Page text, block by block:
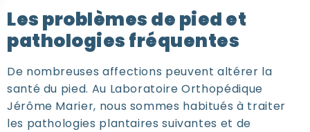
Les problèmes de pied et
pathologies fréquentes
De nombreuses affections peuvent altérer la
santé du pied. Au Laboratoire Orthopédique
Jérôme Marier, nous sommes habitués à traiter
les pathologies plantaires suivantes et de